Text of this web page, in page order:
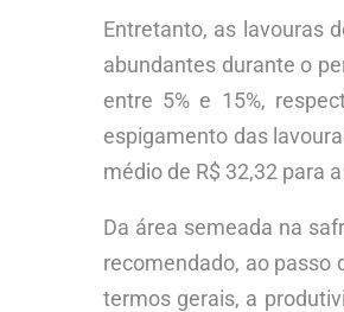
Entretanto, as lavouras
abundantes durante o
entre 5% e 15%,
espigamento das
médio de R$ 32,32 para
Da área semeada na
recomendado, ao passo
termos gerais, a